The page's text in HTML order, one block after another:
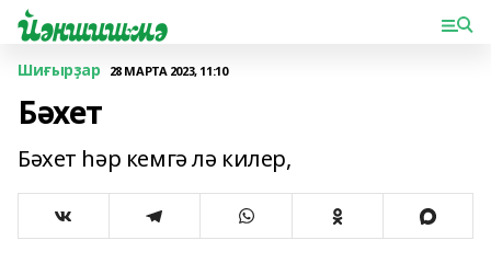
Шиғырҙар 28 МАРТА 2023, 11:10
Бәхет
Бәхет һәр кемгә лә килер,